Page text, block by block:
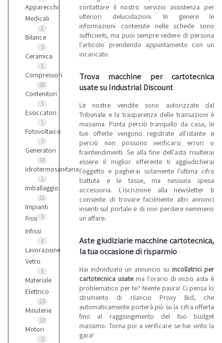
Apparecchi
Medicali
2
Bilance
3
Ceramica
1
Compressori
26
Contenitori
5
Essiccatori
1
Fotovoltaico
3
Generatori
14
Idrotermosanitaria
1
Imballaggio
11
Impianti
Fissi
5
Infissi
4
Lavorazione
Vetro
5
Materiale
Elettrico
23
Minuterie
13
Motori
3
contattare il nostro servizio assistenza per
ulteriori delucidazioni. In genere le
informazioni contenute nelle schede sono
sufficienti, ma puoi sempre vedere di persona
l'articolo prendendo appuntamento con un
incaricato.
Trova macchine per cartotecnica
usate su Industrial Discount
Le nostre vendite sono autorizzate dal
Tribunale e la trasparenza delle transazioni è
massima. Punta perciò tranquillo da casa, le
tue offerte vengono registrate all'istante e
perciò non possono verificarsi errori o
fraintendimenti. Se alla fine dell'asta risulterai
essere il miglior offerente ti aggiudicherai
l'oggetto e pagherai solamente l'ultima cifra
battuta e le tasse, ma nessuna spesa
accessoria. L'iscrizione alla newsletter ti
consente di trovare facilmente altri annunci
inseriti sul portale e di non perdere nemmeno
un affare.
Aste giudiziarie macchine cartotecnica,
la tua occasione di risparmio
Hai individuato un annuncio su incollatrici per
cartotecnica usatema l'orario di inizio asta è
problematico per te? Niente paura! Ci pensa lo
strumento di rilancio Proxy Bid, che
automaticamente porterà più su la cifra offerta
fino al raggiungimento del tuo budget
massimo. Torna poi a verificare se hai vinto la
gara!